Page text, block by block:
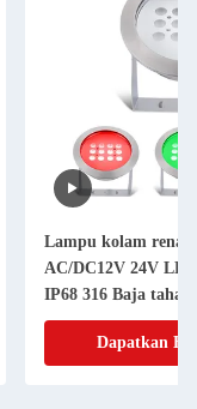
Lampu kolam
AC/DC12V 24V
IP68 316 Baja
Dapatkan